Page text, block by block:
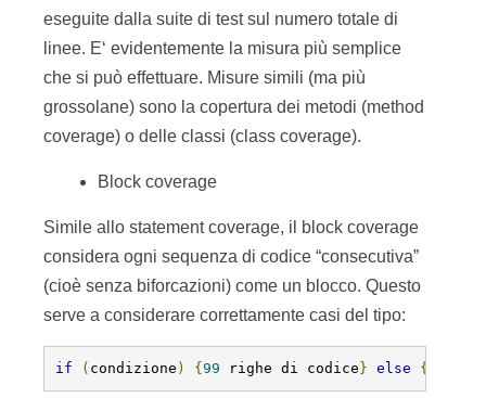
serve a considerare correttamente casi del tipo:
if ( condizione) { 99 righe di codice}
Un test con condizione = true copre le linee al
coverage…
Questo dimostra che lo statement coverage, il tipo
di copertura più intuitivo, può essere fuorviante!
Si possono considerare altri casi in cui lo